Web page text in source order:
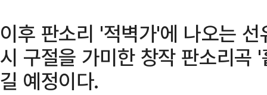
이후 판소리 '적벽가'에 나오는
시 구절을 가미한 창작 판소리곡
길 예정이다.